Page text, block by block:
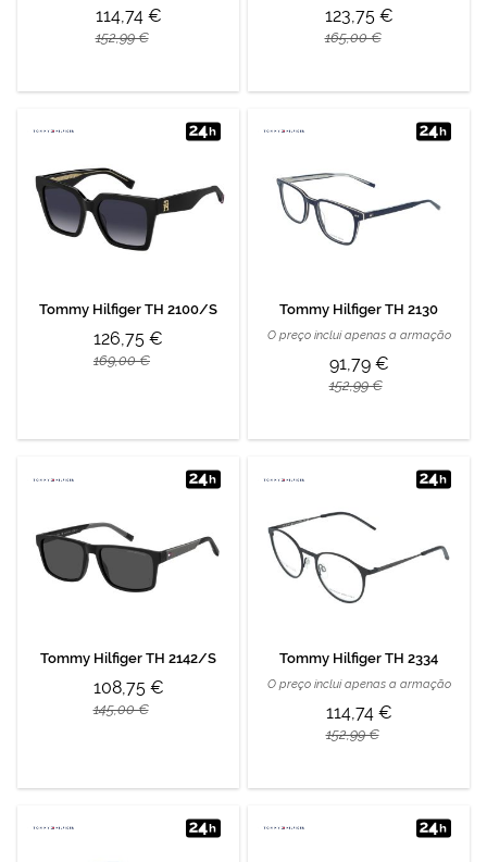
114,74 €
152,99 €
123,75 €
165,00 €
Tommy Hilfiger TH 2100/S
126,75 €
169,00 €
Tommy Hilfiger TH 2130
O preço inclui apenas a armação
91,79 €
152,99 €
Tommy Hilfiger TH 2142/S
108,75 €
145,00 €
Tommy Hilfiger TH 2334
O preço inclui apenas a armação
114,74 €
152,99 €